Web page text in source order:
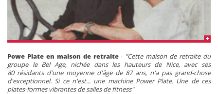
Powe Plate en maison de retraite- "Cette maison de retraite du
groupe le Bel Age, nichée dans les hauteurs de Nice, avec ses
80 résidants d'une moyenne d'âge de 87 ans, n'a pas grand-chose
d'exceptionnel. Si ce n'est... une machine Power Plate. Une de ces
plates-formes vibrantes de salles de fitness"